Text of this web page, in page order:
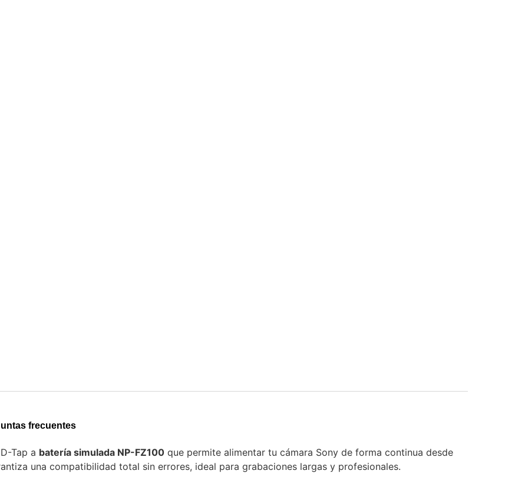
frecuentes
Tap a batería simulada NP-FZ100 que permite alimentar tu cámara Sony de forma continua desde
una compatibilidad total sin errores, ideal para grabaciones largas y profesionales.